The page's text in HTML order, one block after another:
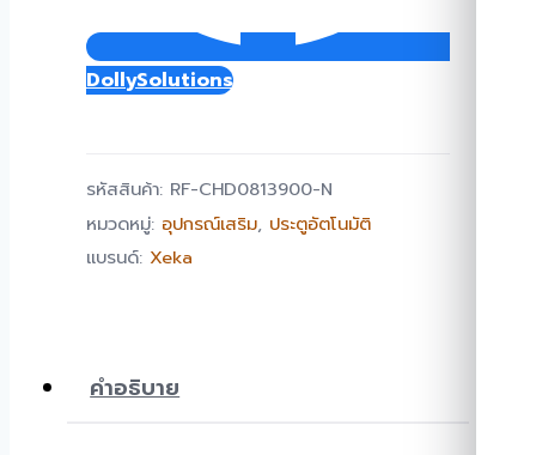
DollySolutions
รหัสสินค้า: RF-CHD0813900-N
หมวดหมู่: อุปกรณ์เสริม, ประตูอัตโนมัติ
แบรนด์: Xeka
คำอธิบาย